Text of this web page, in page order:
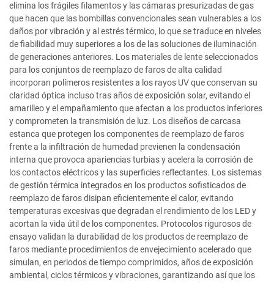
elimina los frágiles filamentos y las cámaras presurizadas de gas
que hacen que las bombillas convencionales sean vulnerables a los
daños por vibración y al estrés térmico, lo que se traduce en niveles
de fiabilidad muy superiores a los de las soluciones de iluminación
de generaciones anteriores. Los materiales de lente seleccionados
para los conjuntos de reemplazo de faros de alta calidad
incorporan polímeros resistentes a los rayos UV que conservan su
claridad óptica incluso tras años de exposición solar, evitando el
amarilleo y el empañamiento que afectan a los productos inferiores
y comprometen la transmisión de luz. Los diseños de carcasa
estanca que protegen los componentes de reemplazo de faros
frente a la infiltración de humedad previenen la condensación
interna que provoca apariencias turbias y acelera la corrosión de
los contactos eléctricos y las superficies reflectantes. Los sistemas
de gestión térmica integrados en los productos sofisticados de
reemplazo de faros disipan eficientemente el calor, evitando
temperaturas excesivas que degradan el rendimiento de los LED y
acortan la vida útil de los componentes. Protocolos rigurosos de
ensayo validan la durabilidad de los productos de reemplazo de
faros mediante procedimientos de envejecimiento acelerado que
simulan, en periodos de tiempo comprimidos, años de exposición
ambiental, ciclos térmicos y vibraciones, garantizando así que los